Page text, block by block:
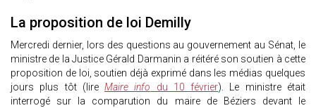
La proposition de loi Demilly
Mercredi dernier, lors des questions au gouvernement au Sénat, le
ministre de la Justice Gérald Darmanin a réitéré son soutien à cette
proposition de loi, soutien déjà exprimé dans les médias quelques
jours plus tôt (lireMaire info du 10 février). Le ministre était
interrogé sur la comparution du maire de Béziers devant le